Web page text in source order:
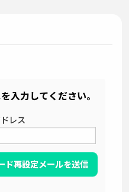
入力してください。
レス